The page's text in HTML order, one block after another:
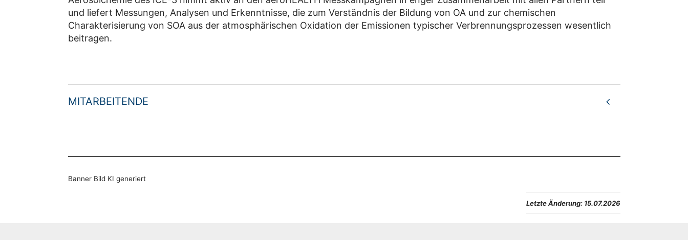
und liefert Messungen, Analysen und Erkenntnisse, die zum Verständnis der Bildung von OA und zur chemischen
Charakterisierung von SOA aus der atmosphärischen Oxidation der Emissionen typischer Verbrennungsprozessen wesentlich
beitragen.
MITARBEITENDE
Banner Bild KI generiert
Letzte Änderung: 15.07.2026